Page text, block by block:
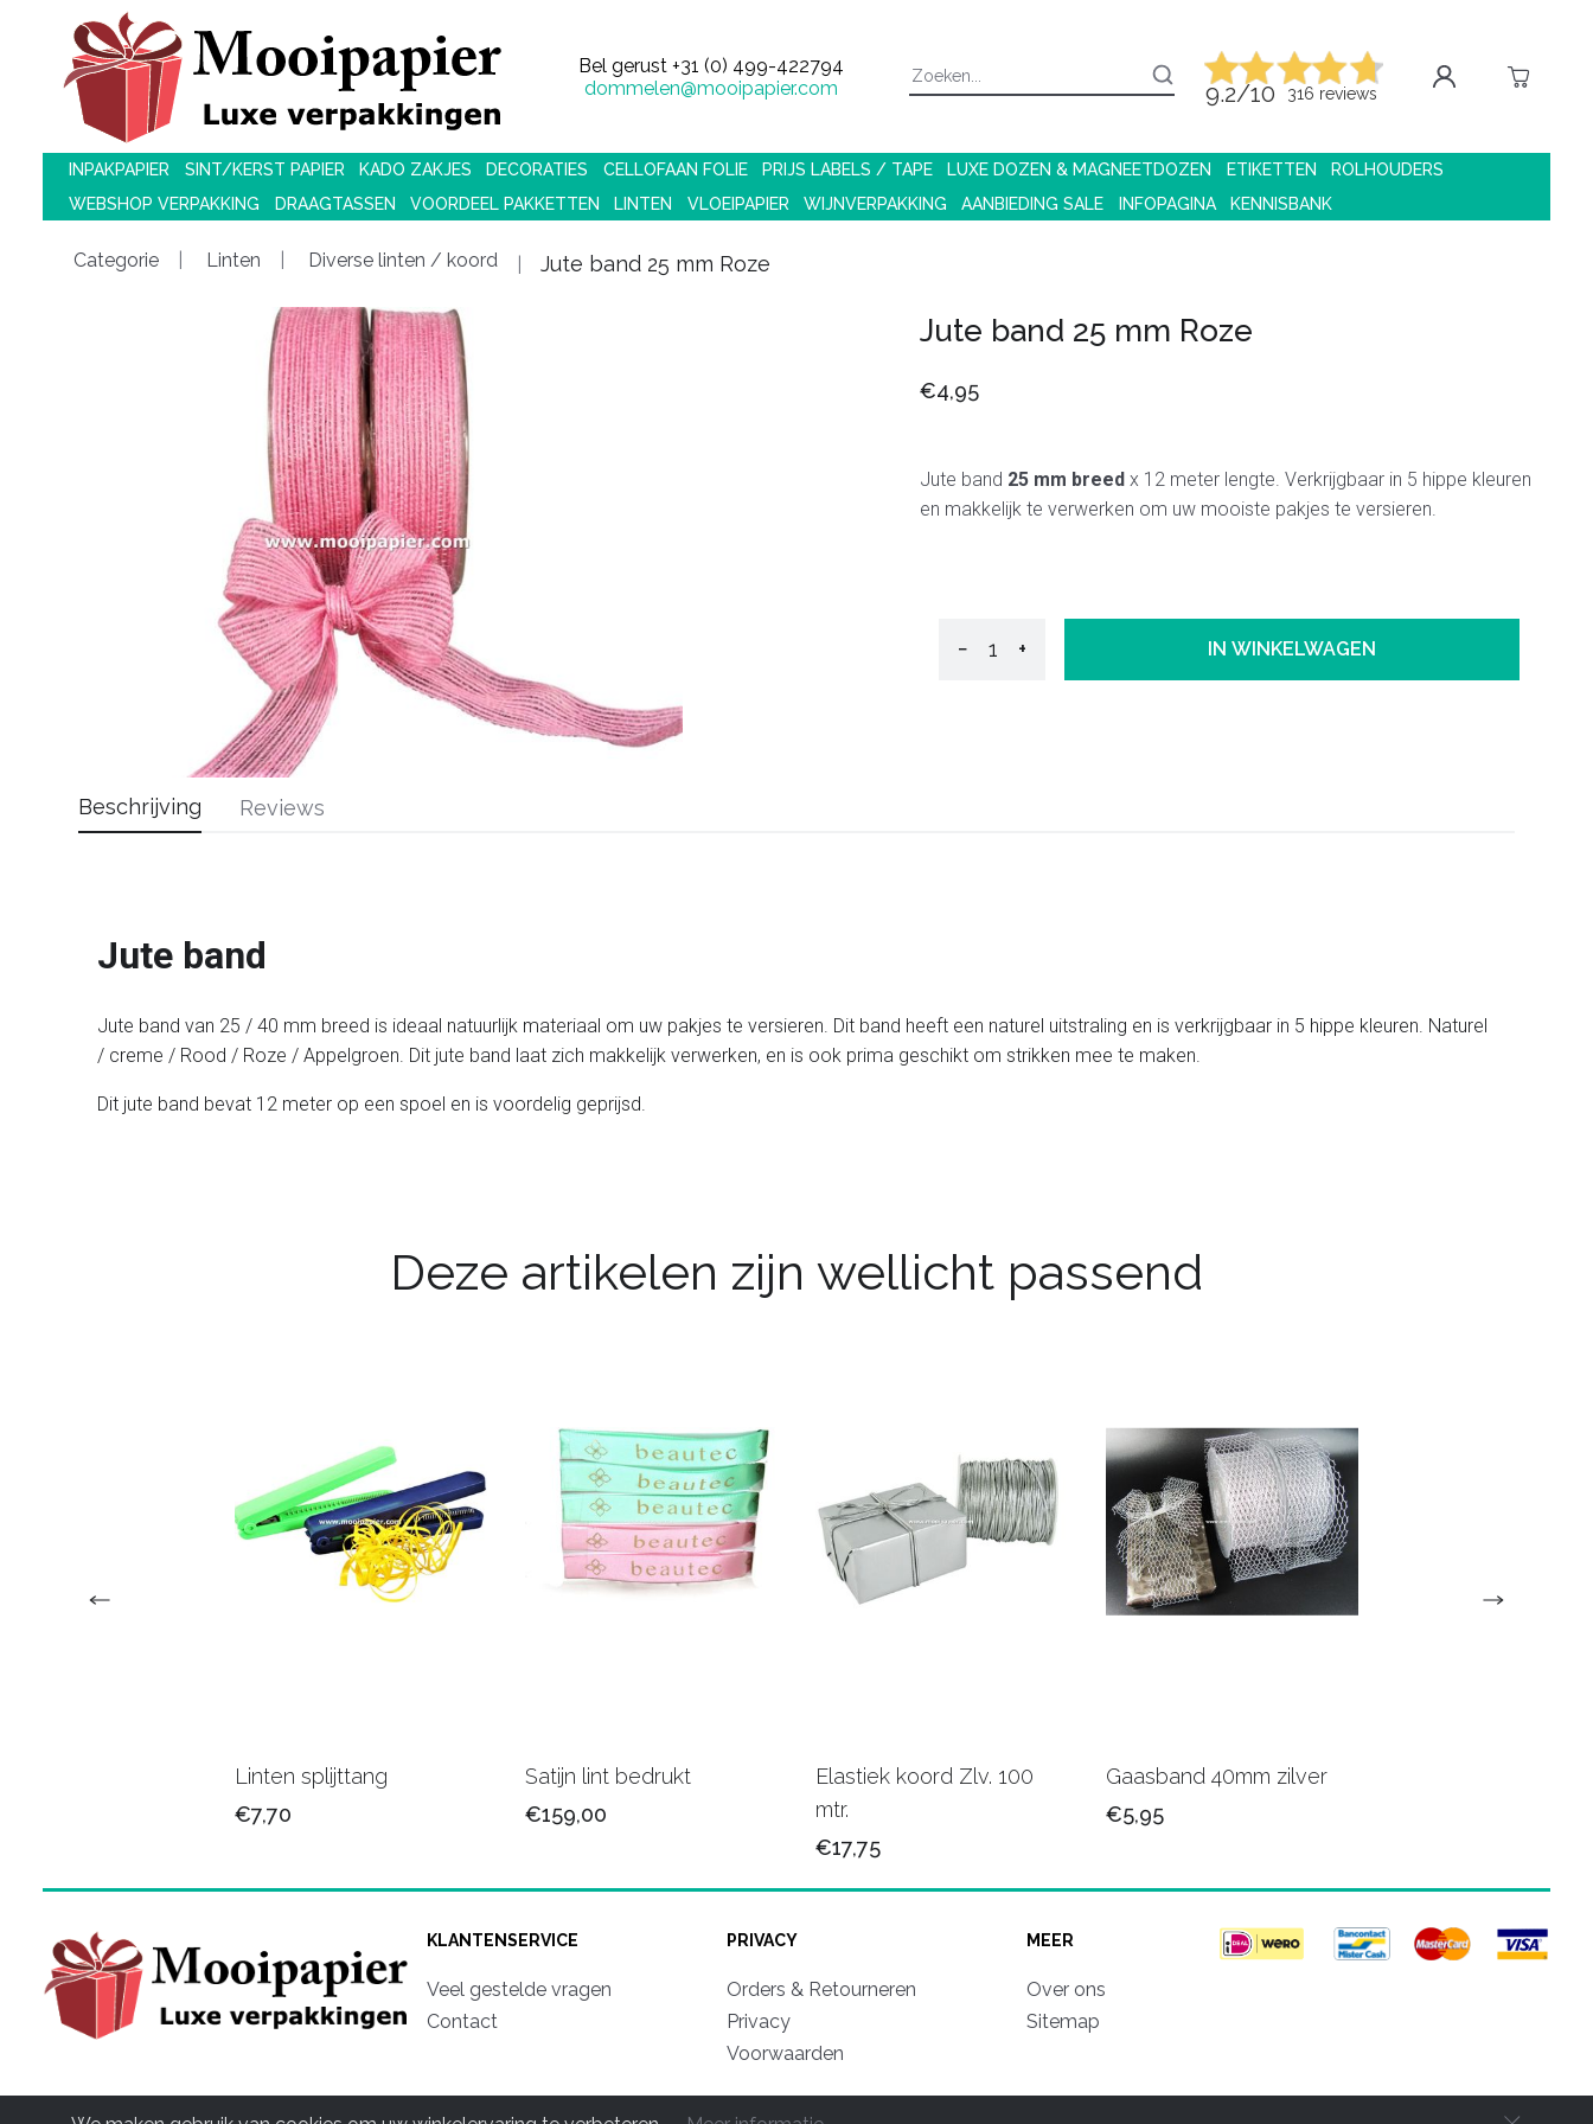
Bel gerust +31 (0) 499-422794
dommelen@mooipapier.com
9.2/10 316 reviews
INPAKPAPIER SINT/KERST PAPIER KADO ZAKJES DECORATIES CELLOFAAN FOLIE PRIJS LABELS / TAPE LUXE DOZEN & MAGNEETDOZEN ETIKETTEN
ROLHOUDERS
WEBSHOP VERPAKKING
DRAAGTASSEN VOORDEEL PAKKETTEN LINTEN VLOEIPAPIER WIJNVERPAKKING AANBIEDING SALE INFOPAGINA KENNISBANK
Categorie Linten Diverse linten / koord Jute band 25 mm Roze
Jute band 25 mm Roze
€4,95
Jute band 25 mm breed x 12 meter lengte. Verkrijgbaar in 5 hippe kleuren
en makkelijk te verwerken om uw mooiste pakjes te versieren.
− + IN WINKELWAGEN
Beschrijving
Jute band
Jute band van 25 / 40 mm breed is ideaal natuurlijk materiaal om uw pakjes te versieren. Dit band heeft een naturel uitstraling en is verkrijgbaar in 5 hippe kleuren. Naturel
/ creme / Rood / Roze / Appelgroen. Dit jute band laat zich makkelijk verwerken, en is ook prima geschikt om strikken mee te maken.
Dit jute band bevat 12 meter op een spoel en is voordelig geprijsd.
Reviews
Deze artikelen zijn wellicht passend
Linten splijttang
€7,70
Satijn lint bedrukt
€159,00
Elastiek koord Zlv. 100
mtr.
€17,75
Gaasband 40mm zilver
€5,95
KLANTENSERVICE
Veel gestelde vragen
Contact
PRIVACY
Orders & Retourneren
Privacy
Voorwaarden
MEER
Over ons
Sitemap